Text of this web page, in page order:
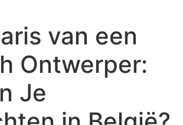
van een
Ontwerper:
Je